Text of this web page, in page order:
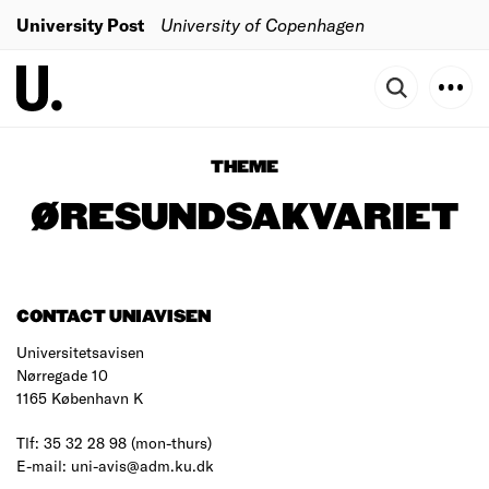
University Post University of Copenhagen
THEME
ØRESUNDSAKVARIET
CONTACT UNIAVISEN
Universitetsavisen
Nørregade 10
1165 København K
Tlf: 35 32 28 98 (mon-thurs)
E-mail: uni-avis@adm.ku.dk